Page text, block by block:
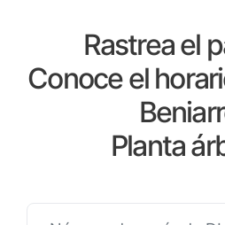
Rastrea el
Conoce el
Planta